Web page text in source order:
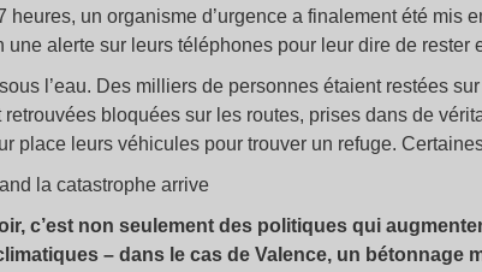
heures, un organisme d’urgence a finalement été mis
alerte sur leurs téléphones pour leur dire de rester
l’eau. Des milliers de personnes étaient restées
bloquées sur les routes, prises dans de
place leurs véhicules pour trouver un refuge.
la catastrophe arrive
c’est non seulement des politiques qui
– dans le cas de Valence, un bétonnage